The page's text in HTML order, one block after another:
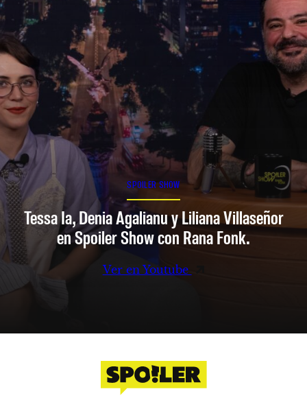
SPOILER SHOW
Tessa Ia, Denia Agalianu y Liliana Villaseñor
en Spoiler Show con Rana Fonk.
Ver en Youtube